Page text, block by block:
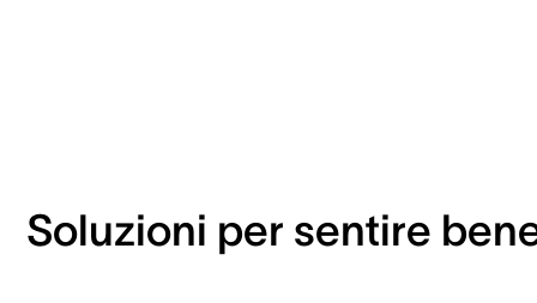
Soluzioni per sentire